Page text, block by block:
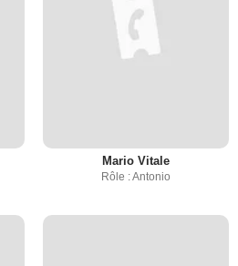
Mario Vitale
Rôle : Antonio